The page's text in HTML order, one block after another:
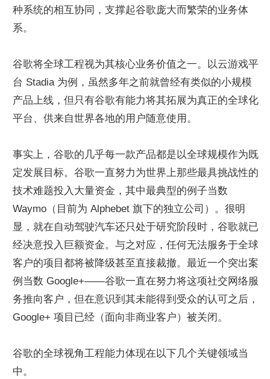
种系统的相互协同，支撑起谷歌庞大而繁荣的业务体
系。
谷歌将全球工程视为其核心业务价值之一。以云游戏平
台 Stadia 为例，虽然多年之前就曾经有类似的小规模
产品上线，但只有谷歌有能力将其拓展为真正的全球化
平台、供来自世界各地的用户随意使用。
事实上，谷歌的几乎每一款产品都是以全球规模作为既
定发展目标。谷歌一直努力为世界上那些最具挑战性的
技术难题投入大量资金，其中最典型的例子当数
Waymo（目前为 Alphebet 旗下的独立公司）。很明
显，就在自动驾驶汽车还只处于研究阶段时，谷歌就已
经决意投入巨额资金。与之对应，任何无法服务于全球
客户的项目都将被降级甚至直接裁撤。最近一个突出案
例当数 Google+——谷歌一直在努力将这项社交网络服
务推向客户，但在意识到其未能得到受众的认可之后，
Google+ 项目已经（面向非商业客户）被关闭。
谷歌的全球视角工程能力体现在以下几个关键领域当
中。